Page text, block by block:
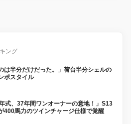
ング
は半分だけだった。」荷台半分シェルの
ポスタイル
年式、37年間ワンオーナーの意地！」S13
400馬力のツインチャージ仕様で覚醒